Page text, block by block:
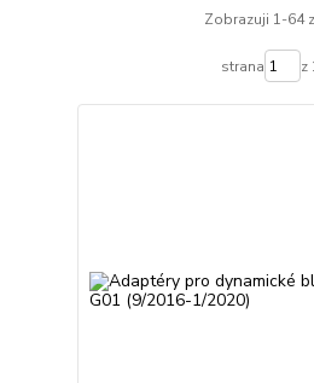
Zobrazuji 1-64
strana z